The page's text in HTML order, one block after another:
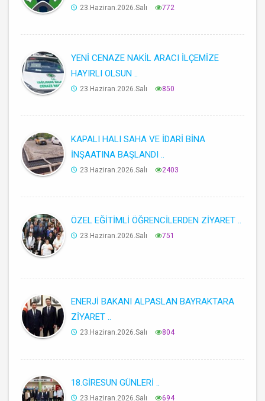
23.Haziran.2026.Salı 772
YENİ CENAZE NAKİL ARACI İLÇEMİZE
HAYIRLI OLSUN ..
23.Haziran.2026.Salı 850
KAPALI HALI SAHA VE İDARİ BİNA
İNŞAATINA BAŞLANDI ..
23.Haziran.2026.Salı 2403
ÖZEL EĞİTİMLİ ÖĞRENCİLERDEN ZİYARET ..
23.Haziran.2026.Salı 751
ENERJİ BAKANI ALPASLAN BAYRAKTARA
ZİYARET ..
23.Haziran.2026.Salı 804
18.GİRESUN GÜNLERİ ..
23.Haziran.2026.Salı 694